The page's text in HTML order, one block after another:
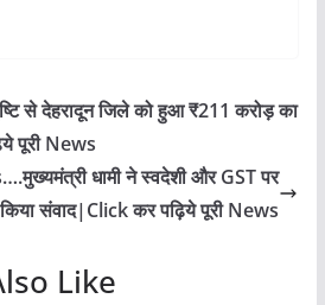
से देहरादून जिले को हुआ ₹211 करोड़ का
पूरी News
धामी ने स्वदेशी और GST पर
किया संवाद|Click कर पढ़िये पूरी News
Like